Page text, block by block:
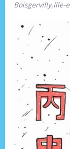
Boisgervilly,Ille-